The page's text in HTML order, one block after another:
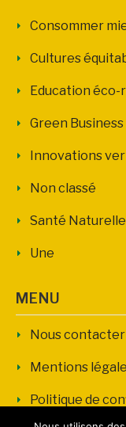
Consommer
Cultures
Education éco-
Green Business
Innovations
Non classé
Santé Naturelle
Une
MENU
Nous contacter
Mentions
Politique de